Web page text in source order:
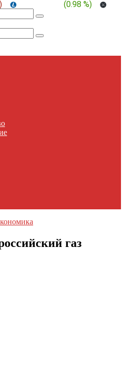
) (0.98 %)
газ